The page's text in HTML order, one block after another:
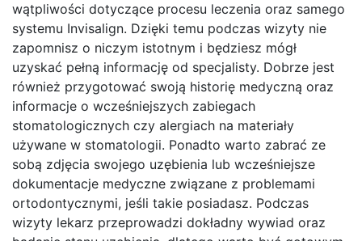
wątpliwości dotyczące procesu leczenia oraz samego
systemu Invisalign. Dzięki temu podczas wizyty nie
zapomnisz o niczym istotnym i będziesz mógł
uzyskać pełną informację od specjalisty. Dobrze jest
również przygotować swoją historię medyczną oraz
informacje o wcześniejszych zabiegach
stomatologicznych czy alergiach na materiały
używane w stomatologii. Ponadto warto zabrać ze
sobą zdjęcia swojego uzębienia lub wcześniejsze
dokumentacje medyczne związane z problemami
ortodontycznymi, jeśli takie posiadasz. Podczas
wizyty lekarz przeprowadzi dokładny wywiad oraz